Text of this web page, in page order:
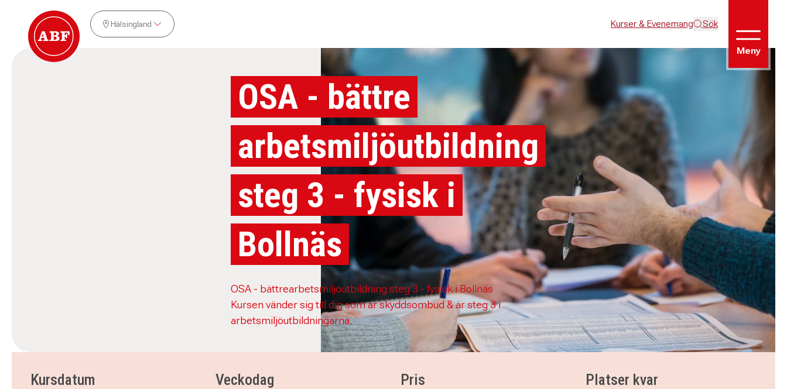
Hälsingland Kurser & Evenemang Sök
Meny
OSA - bättre
arbetsmiljöutbildning
steg 3 - fysisk i
Bollnäs
OSA - bättrearbetsmiljöutbildning steg 3 - fysisk i Bollnäs
Kursen vänder sig till dig som är skyddsombud & är steg 3 i
arbetsmiljöutbildningarna.
Kursdatum Veckodag Pris Platser kvar